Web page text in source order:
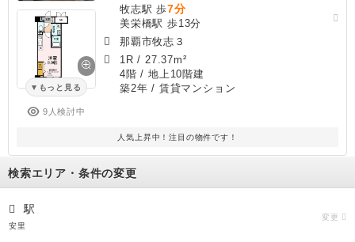
もっと見る
9人検討中
牧志駅 歩7分
美栄橋駅 歩13分
那覇市牧志３
1R / 27.37m²
4階 / 地上10階建
築2年 / 賃貸マンション
人気上昇中！注目の物件です！
検索エリア・条件の変更
駅
安里
変更